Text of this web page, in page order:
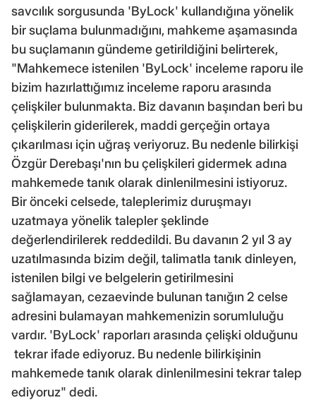
savcılık sorgusunda 'ByLock' kullandığına yönelik
bir suçlama bulunmadığını, mahkeme aşamasında
bu suçlamanın gündeme getirildiğini belirterek,
"Mahkemece istenilen 'ByLock' inceleme raporu ile
bizim hazırlattığımız inceleme raporu arasında
çelişkiler bulunmakta. Biz davanın başından beri bu
çelişkilerin giderilerek, maddi gerçeğin ortaya
çıkarılması için uğraş veriyoruz. Bu nedenle bilirkişi
Özgür Derebaşı'nın bu çelişkileri gidermek adına
mahkemede tanık olarak dinlenilmesini istiyoruz.
Bir önceki celsede, taleplerimiz duruşmayı
uzatmaya yönelik talepler şeklinde
değerlendirilerek reddedildi. Bu davanın 2 yıl 3 ay
uzatılmasında bizim değil, talimatla tanık dinleyen,
istenilen bilgi ve belgelerin getirilmesini
sağlamayan, cezaevinde bulunan tanığın 2 celse
adresini bulamayan mahkemenizin sorumluluğu
vardır. 'ByLock' raporları arasında çelişki olduğunu
tekrar ifade ediyoruz. Bu nedenle bilirkişinin
mahkemede tanık olarak dinlenilmesini tekrar talep
ediyoruz" dedi.